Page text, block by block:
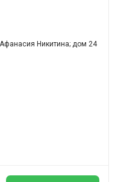
Никитина; дом 24